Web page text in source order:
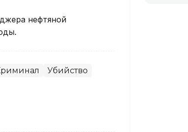
нефтяной
Убийство